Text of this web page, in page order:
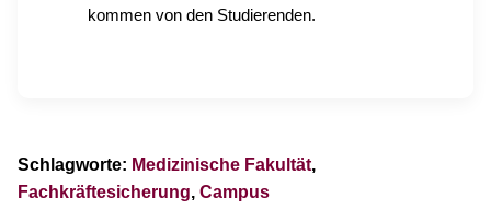
kommen von den Studierenden.
Schlagworte: Medizinische Fakultät,
Fachkräftesicherung, Campus